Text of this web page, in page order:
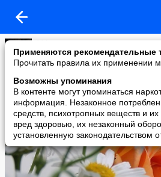
Применяются рекомендательные
Прочитать правила их применении
Возможны упоминания
В контенте могут упоминаться
информация. Незаконное
средств, психотропных веществ и
вред здоровью, их незаконный
установленную законодательством
***
added a photo
24 Nov в 20:43